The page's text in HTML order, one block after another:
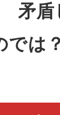
矛盾
では？